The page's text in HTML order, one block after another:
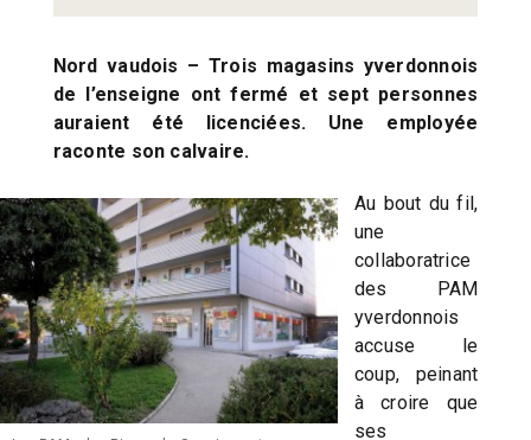
Nord vaudois – Trois magasins yverdonnois
de l’enseigne ont fermé et sept personnes
auraient été licenciées. Une employée
raconte son calvaire.
Au bout du fil,
une
collaboratrice
des PAM
yverdonnois
accuse le
coup, peinant
à croire que
ses